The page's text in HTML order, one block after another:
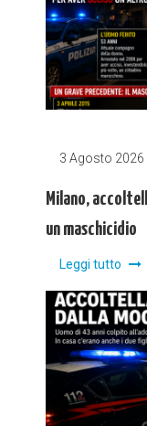
3 Agosto 2026
Milano,
un maschicidio
Leggi tutto